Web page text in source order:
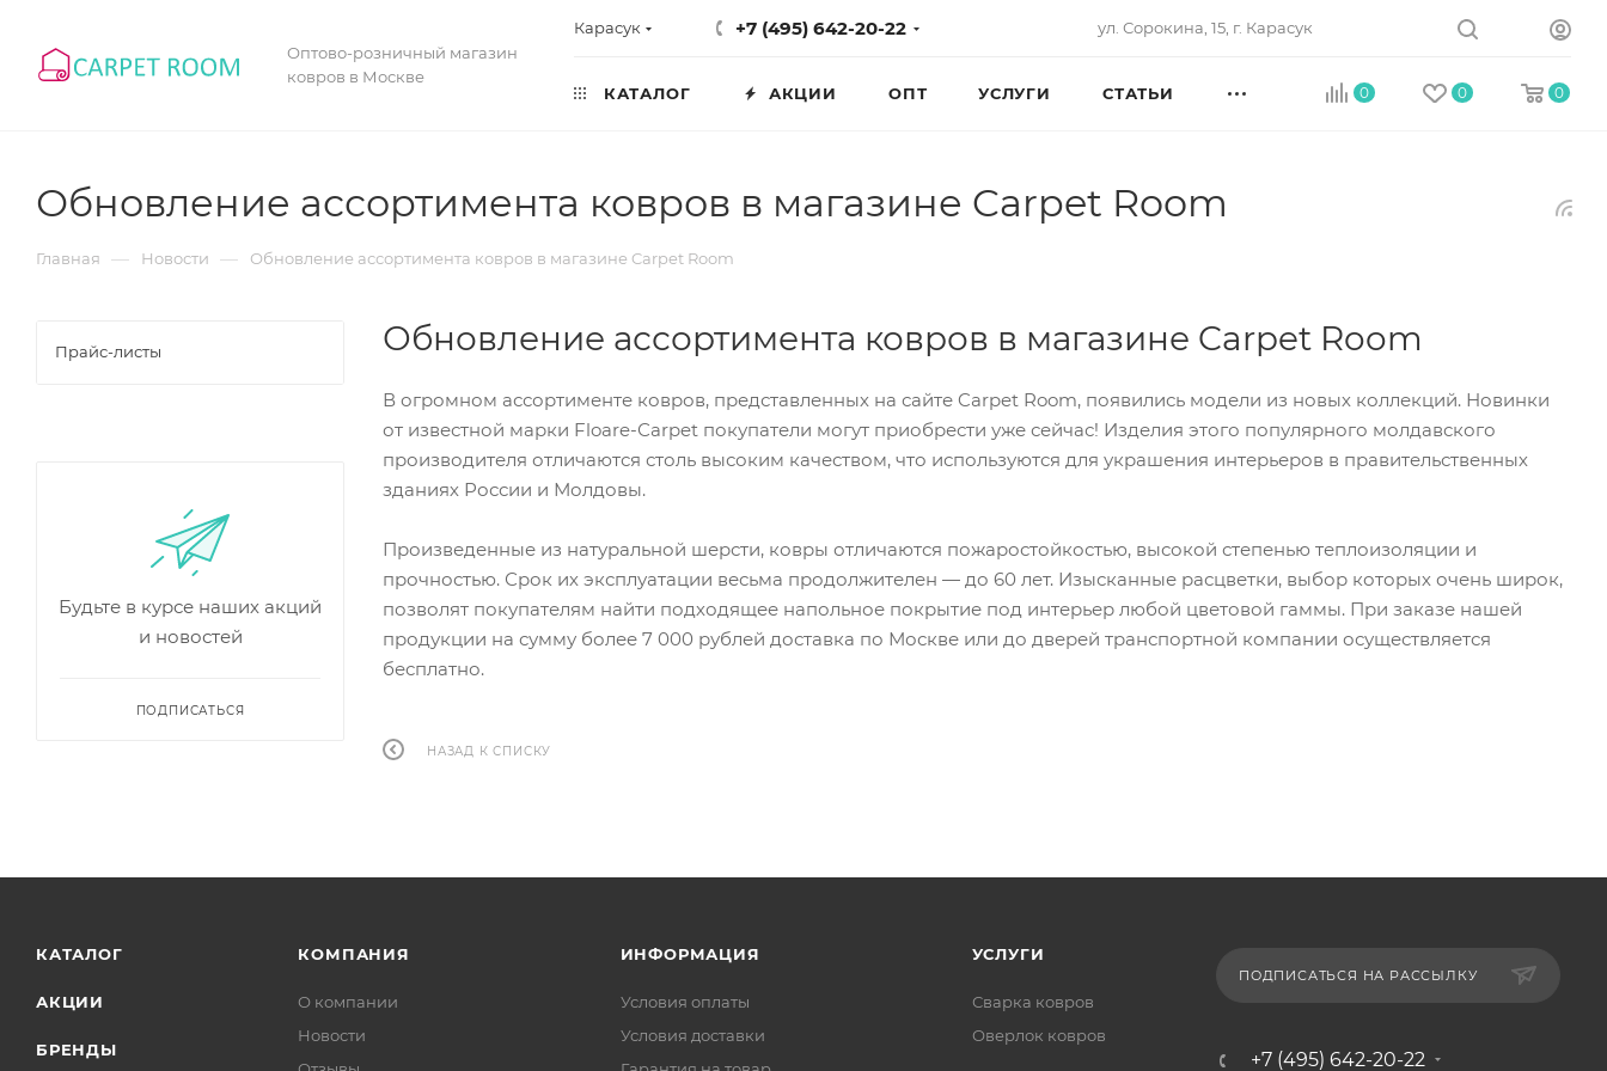
Оптово-розничный магазин
ковров в Москве
Карасук +7 (495) 642-20-22 ул. Сорокина, 15, г. Карасук
0 0 0
КАТАЛОГ АКЦИИ ОПТ УСЛУГИ СТАТЬИ
Обновление ассортимента ковров в магазине Carpet Room
Главная — Новости — Обновление ассортимента ковров в магазине Carpet Room
Обновление ассортимента ковров в магазине Carpet Room
В огромном ассортименте ковров, представленных на сайте Carpet Room, появились модели из новых коллекций. Новинки
от известной марки Floare-Сarpet покупатели могут приобрести уже сейчас! Изделия этого популярного молдавского
производителя отличаются столь высоким качеством, что используются для украшения интерьеров в правительственных
зданиях России и Молдовы.
Произведенные из натуральной шерсти, ковры отличаются пожаростойкостью, высокой степенью теплоизоляции и
прочностью. Срок их эксплуатации весьма продолжителен — до 60 лет. Изысканные расцветки, выбор которых очень широк,
позволят покупателям найти подходящее напольное покрытие под интерьер любой цветовой гаммы. При заказе нашей
продукции на сумму более 7 000 рублей доставка по Москве или до дверей транспортной компании осуществляется
бесплатно.
НАЗАД К СПИСКУ
Прайс-листы
Будьте в курсе наших акций
и новостей
ПОДПИСАТЬСЯ
КАТАЛОГ
АКЦИИ
БРЕНДЫ
КОМПАНИЯ
О компании
Новости
ИНФОРМАЦИЯ
Условия оплаты
Условия доставки
УСЛУГИ
Сварка ковров
Оверлок ковров
ПОДПИСАТЬСЯ НА РАССЫЛКУ
+7 (495) 642-20-22